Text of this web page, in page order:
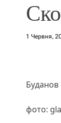
1 Червня,
фото: